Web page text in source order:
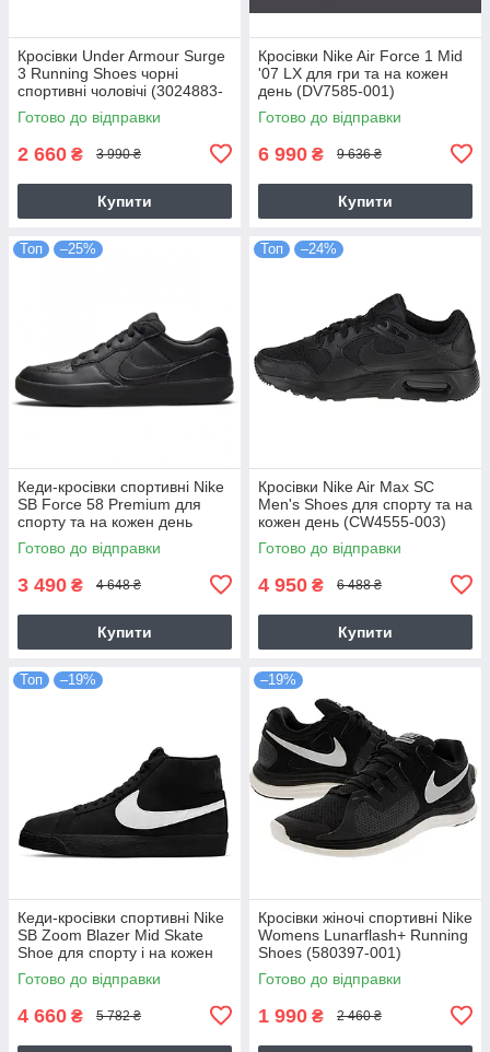
Кросівки Under Armour Surge
3 Running Shoes чорні
спортивні чоловічі (3024883-
001)
Готово до відправки
2 660 ₴ 3 990 ₴
Купити
Кросівки Nike Air Force 1 Mid
'07 LX для гри та на кожен
день (DV7585-001)
Готово до відправки
6 990 ₴ 9 636 ₴
Купити
Топ –25%
Кеди-кросівки спортивні Nike
SB Force 58 Premium для
спорту та на кожен день
(DH7505-001)
Готово до відправки
3 490 ₴ 4 648 ₴
Купити
Топ –24%
Кросівки Nike Air Max SC
Men's Shoes для спорту та на
кожен день (CW4555-003)
Готово до відправки
4 950 ₴ 6 488 ₴
Купити
Топ –19%
Кеди-кросівки спортивні Nike
SB Zoom Blazer Mid Skate
Shoe для спорту і на кожен
день (864349-007)
Готово до відправки
4 660 ₴ 5 782 ₴
–19%
Кросівки жіночі спортивні Nike
Womens Lunarflash+ Running
Shoes (580397-001)
Готово до відправки
1 990 ₴ 2 460 ₴